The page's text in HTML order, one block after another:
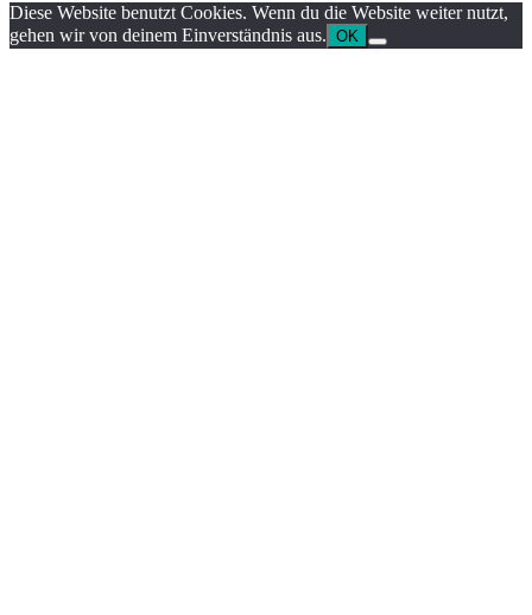
Diese Website benutzt Cookies. Wenn du die Website weiter nutzt,
gehen wir von deinem Einverständnis aus. OK